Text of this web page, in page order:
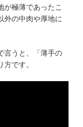
が極薄であったこ
外の中肉や厚地に
言うと、「薄手の
です。